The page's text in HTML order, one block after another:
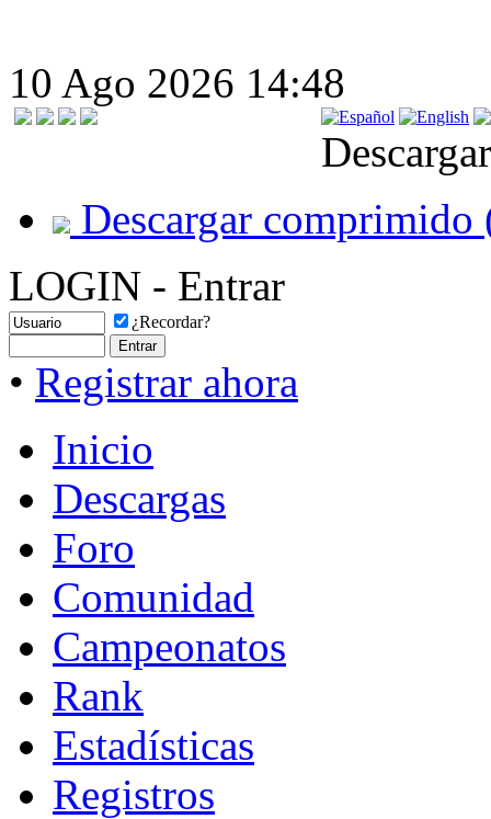
10 Ago 2026 14:48
Descargar comprimido
LOGIN - Entrar
¿Recordar?
• Registrar ahora
Inicio
Descargas
Foro
Comunidad
Campeonatos
Rank
Estadísticas
Registros